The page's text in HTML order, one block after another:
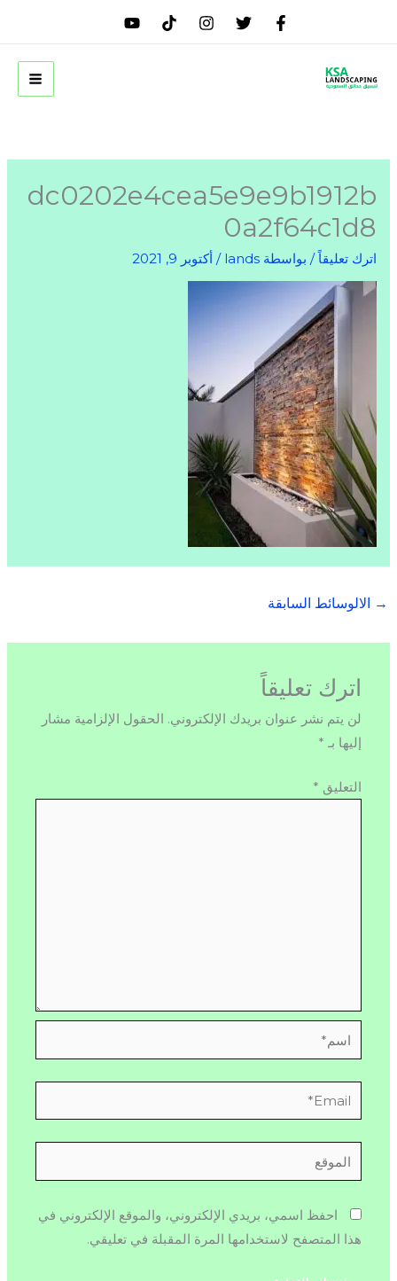
dc0202e4cea5e9e9b1912b
0a2f64c1d8
اترك تعليقاً / بواسطة lands
/أكتوبر 9, 2021
→ الالوسائط السابقة
اترك تعليقاً
لن يتم نشر عنوان بريدك الإلكتروني. الحقول الإلزامية مشار
إليها بـ *
التعليق *
اسم*
Email*
الموقع
احفظ اسمي، بريدي الإلكتروني، والموقع الإلكتروني في
هذا المتصفح لاستخدامها المرة المقبلة في تعليقي.